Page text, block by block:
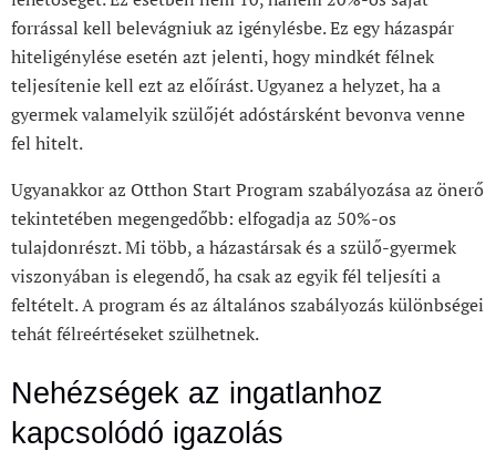
forrással kell belevágniuk az igénylésbe. Ez egy házaspár
hiteligénylése esetén azt jelenti, hogy mindkét félnek
teljesítenie kell ezt az előírást. Ugyanez a helyzet, ha a
gyermek valamelyik szülőjét adóstársként bevonva venne
fel hitelt.
Ugyanakkor az Otthon Start Program szabályozása az önerő
tekintetében megengedőbb: elfogadja az 50%-os
tulajdonrészt. Mi több, a házastársak és a szülő-gyermek
viszonyában is elegendő, ha csak az egyik fél teljesíti a
feltételt. A program és az általános szabályozás különbségei
tehát félreértéseket szülhetnek.
Nehézségek az ingatlanhoz
kapcsolódó igazolás